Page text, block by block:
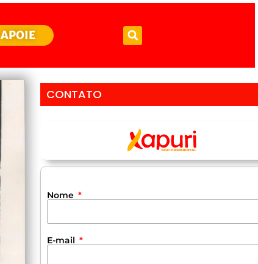
APOIE
CONTATO
Nome
E-mail